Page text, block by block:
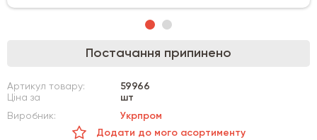
Постачання припинено
Артикул товару:
59966
Ціна за
шт
Виробник:
Укрпром
Додати до мого асортименту